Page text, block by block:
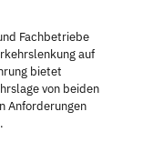
Fachbetriebe
auf
bietet
von beiden
Anforderungen